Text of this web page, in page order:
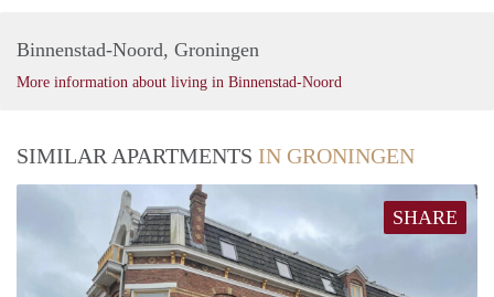
Binnenstad-Noord, Groningen
More information about living in Binnenstad-Noord
SIMILAR APARTMENTS IN GRONINGEN
SHARE